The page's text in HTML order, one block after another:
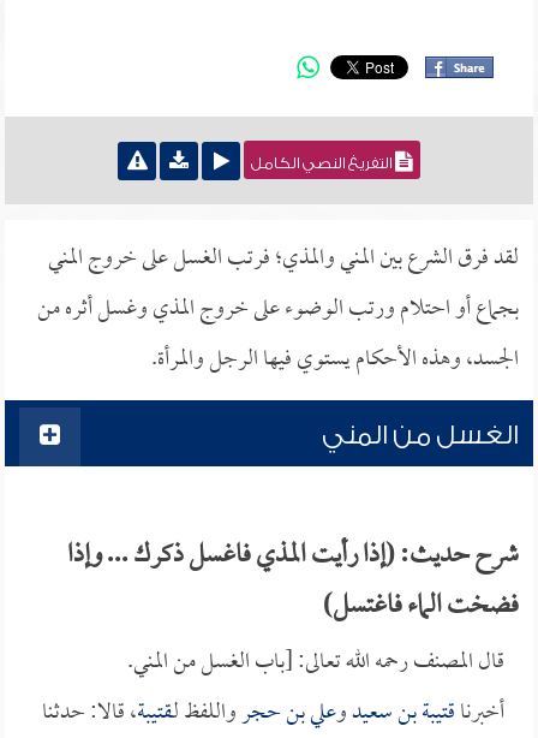
التفريغ النصي الكامل
لقد فرق الشرع بين المني والمذي؛ فرتب الغسل على خروج المني
بجماع أو احتلام ورتب الوضوء على خروج المذي وغسل أثره من
الجسد، وهذه الأحكام يستوي فيها الرجل والمرأة.
الغسل من المني
شرح حديث: (إذا رأيت المذي فاغسل ذكرك ... وإذا
فضخت الماء فاغتسل)
قال المصنف رحمه الله تعالى: [باب الغسل من المني.
أخبرناقتيبة بن سعيدوعلي بن حجرواللفظ لـقتيبة، قالا: حدثنا